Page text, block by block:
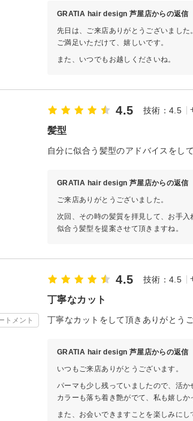
GRATIA hair design 芦屋店からの返信
先日は、ご来店ありがとうございました。
ご満足いただけて、嬉しいです。
また、いつでもお越しくださいね。
4.5 技術：4.5
髪型
自分に似合う髪型のアドバイスをし
GRATIA hair design 芦屋店からの返信
ご来店ありがとうございました。
次回、その時の髪質を拝見して、お手入
似合う髪型を提案させて頂きますね。
トメント
4.5 技術：4.5
丁寧なカット
丁寧なカットをして頂きありがとう
GRATIA hair design 芦屋店からの返信
いつもご来店ありがとうございます。
パーマも少し残っていましたので、活か
カラーも落ち着き艶がでて、私も嬉しか
また、お会いできますことを楽しみにし